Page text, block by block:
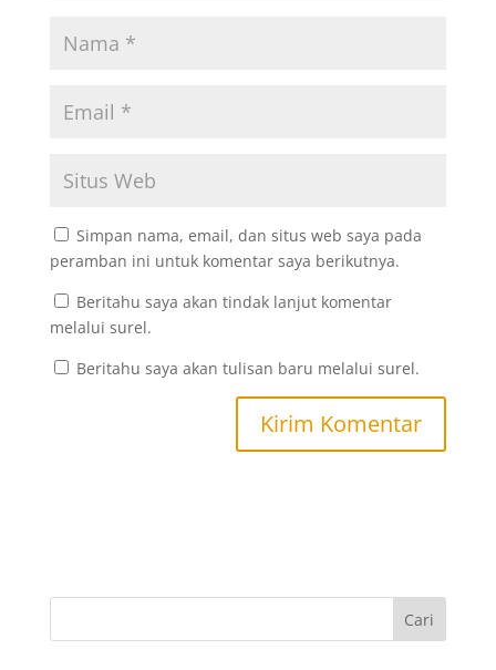
Simpan nama, email, dan situs web saya pada
peramban ini untuk komentar saya berikutnya.
Beritahu saya akan tindak lanjut komentar
melalui surel.
Beritahu saya akan tulisan baru melalui surel.